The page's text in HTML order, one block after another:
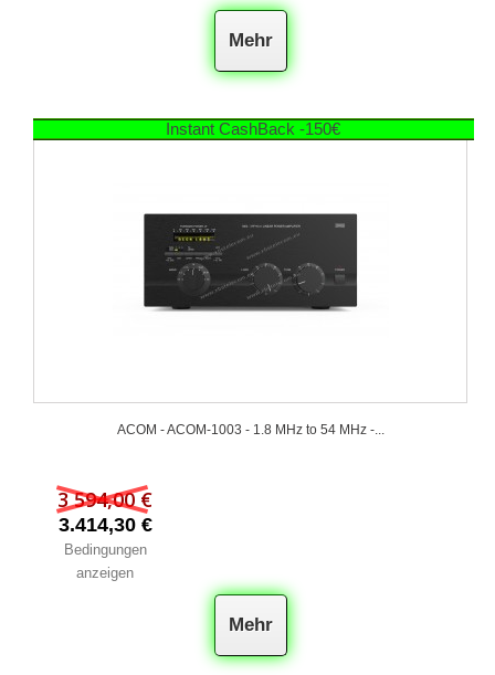
Mehr
Instant CashBack -150€
ACOM - ACOM-1003 - 1.8 MHz to 54 MHz -...
3 594,00 €
3.414,30 €
Bedingungen
anzeigen
Mehr